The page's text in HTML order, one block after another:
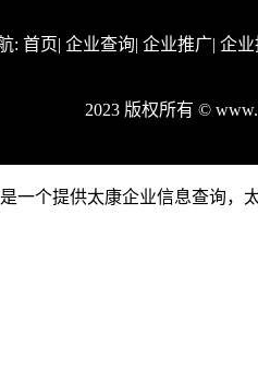
: 首页| 企业查询| 企业推广| 企
2023 版权所有 ©
一个提供太康企业信息查询